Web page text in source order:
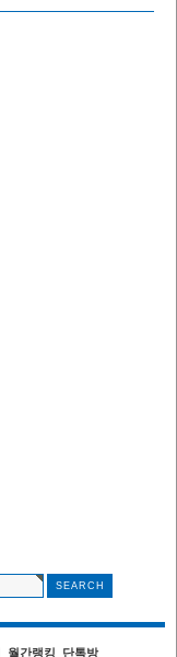
월간랭킹 단톡방